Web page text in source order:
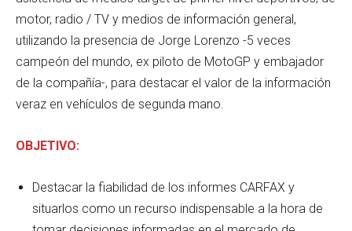
motor, radio / TV y medios de información general,
utilizando la presencia de Jorge Lorenzo -5 veces
campeón del mundo, ex piloto de MotoGP y embajador
de la compañía-, para destacar el valor de la información
veraz en vehículos de segunda mano.
OBJETIVO:
Destacar la fiabilidad de los informes CARFAX y
situarlos como un recurso indispensable a la hora de